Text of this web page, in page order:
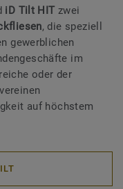
iD Tilt HIT zwei
, die speziell
gewerblichen
im
oder der
vereinen
auf höchstem